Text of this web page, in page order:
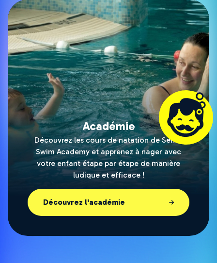
Académie
Découvrez les cours de natation de Señor
Swim Academy et apprenez à nager avec
votre enfant étape par étape de manière
ludique et efficace !
Découvrez l'académie